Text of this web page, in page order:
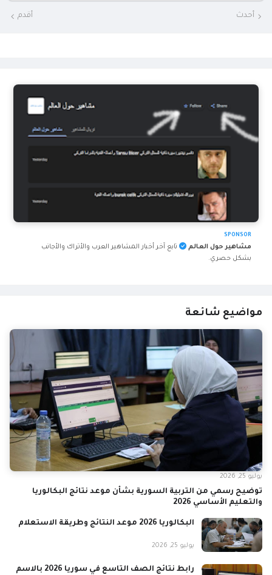
أحدث أقدم
SPONSOR
مشاهير حول العالم
تابع آخر أخبار المشاهير العرب والأتراك والأجانب
بشكل حصري.
مواضيع شائعة
توضيح رسمي من التربية السورية بشأن موعد نتائج البكالوريا
والتعليم الأساسي 2026
يوليو 25, 2026
البكالوريا 2026 موعد النتائج وطريقة الاستعلام
يوليو 25, 2026
رابط نتائج الصف التاسع في سوريا 2026 بالاسم